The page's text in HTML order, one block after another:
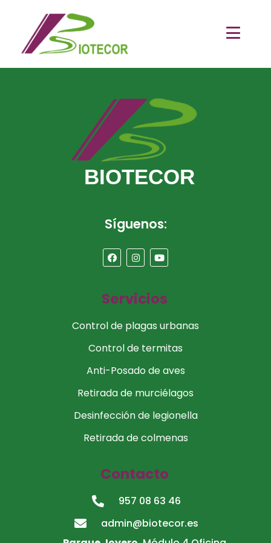
[woocommerce_checkout]
BIOTECOR
Síguenos:
Servicios
Control de plagas urbanas
Control de termitas
Anti-Posado de aves
Retirada de murciélagos
Desinfección de legionella
Retirada de colmenas
Contacto
957 08 63 46
admin@biotecor.es